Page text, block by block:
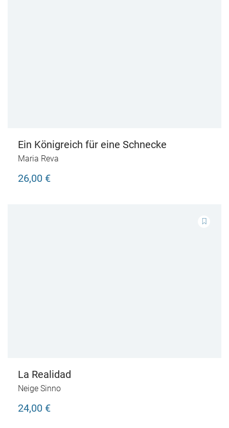
Ein Königreich für eine Schnecke
Maria Reva
26,00 €
La Realidad
Neige Sinno
24,00 €